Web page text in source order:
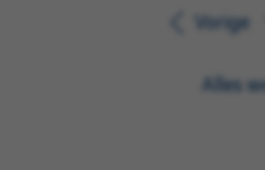
Vorige
Alles